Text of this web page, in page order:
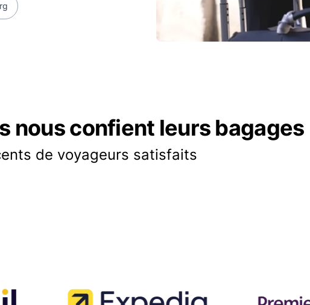
nous confient leurs bagages
de voyageurs satisfaits